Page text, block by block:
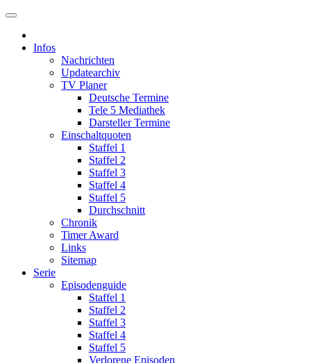
Infos
Nachrichten
Updatearchiv
TV Planer
Deutsche Termine
Tele 5 Mediathek
Darsteller Termine
Einschaltquoten
Staffel 1
Staffel 2
Staffel 3
Staffel 4
Staffel 5
Durchschnitt
Chronik
Timer Award
Links
Sitemap
Serie
Episodenguide
Staffel 1
Staffel 2
Staffel 3
Staffel 4
Staffel 5
Verlorene Episoden